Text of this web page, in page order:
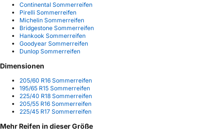
Continental Sommerreifen
Pirelli Sommerreifen
Michelin Sommerreifen
Bridgestone Sommerreifen
Hankook Sommerreifen
Goodyear Sommerreifen
Dunlop Sommerreifen
Dimensionen
205/60 R16 Sommerreifen
195/65 R15 Sommerreifen
225/40 R18 Sommerreifen
205/55 R16 Sommerreifen
225/45 R17 Sommerreifen
Mehr Reifen in dieser Größe